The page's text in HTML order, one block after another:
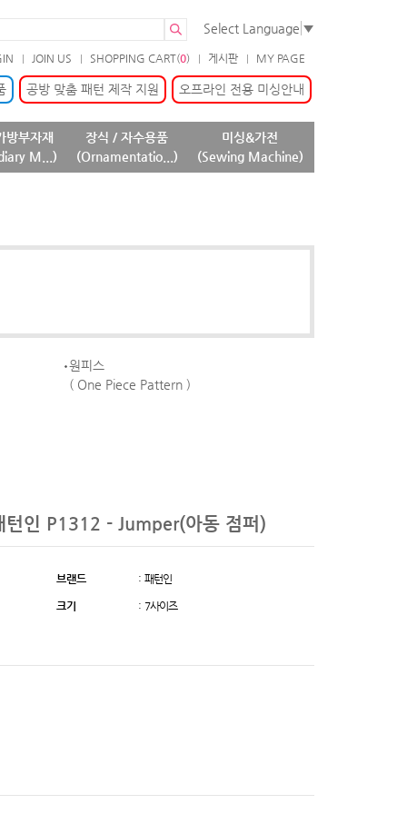
Select Language ▼
MY PAGE
게시판
SHOPPING CART(0)
JOIN US
오프라인 전용 미싱안내
공방 맞춤 패턴 제작 지원
방부자재
M...)
장식 / 자수용품
(Ornamentatio...)
미싱&가전
(Sewing Machine)
원피스
( One Piece Pattern )
인 P1312 - Jumper(아동 점퍼)
브랜드 : 패턴인
크기 : 7사이즈